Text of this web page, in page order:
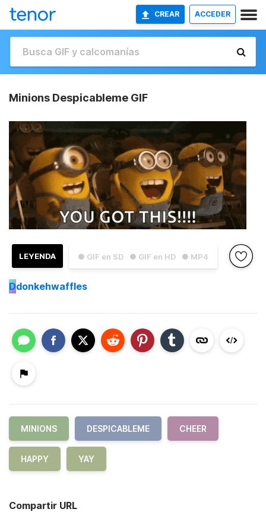
CREAR ACCEDER
Minions Despicableme GIF
● GIF en SD ● GIF en HD ● MP4
LEYENDA
Ddonkehwaffles
MINIONS DESPICABLEME CHEER
HAPPY YAY
Compartir URL